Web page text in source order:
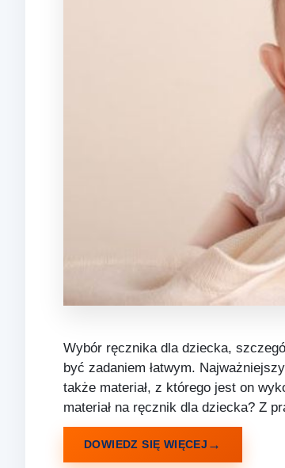
Wybór ręcznika dla dziecka,
być zadaniem łatwym.
także materiał, z którego jest on
materiał na ręcznik dla dziecka? Z
DOWIEDZ SIĘ WIĘCEJ